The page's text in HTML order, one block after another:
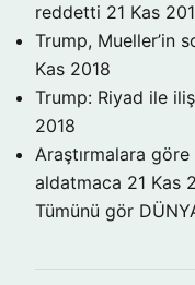
reddetti 21 Kas
Trump, Mueller’in
Kas 2018
Trump: Riyad ile
2018
Araştırmalara göre
aldatmaca 21 Kas
Tümünü gör